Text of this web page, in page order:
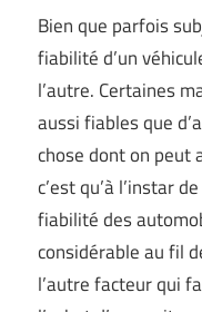
Bien que parfois
fiabilité d’un
l’autre. Certaines
aussi fiables que
chose dont on peut
c’est qu’à l’instar
fiabilité des
considérable au fil
l’autre facteur qui